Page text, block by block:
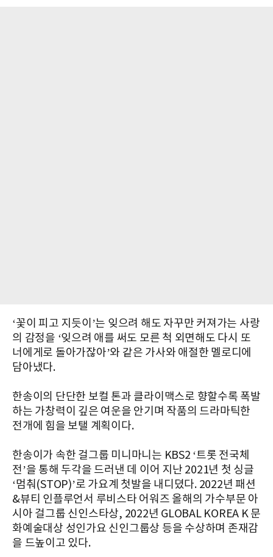
‘꽃이 피고 지듯이’는 잊으려 해도 자꾸만 커져가는 사랑
의 감정을 ‘잊으려 애를 써도 모른 척 외면해도 다시 또
너에게로 돌아가잖아’와 같은 가사와 애절한 멜로디에
담아냈다.
한송이의 단단한 보컬 톤과 클라이맥스로 향할수록 폭발
하는 가창력이 깊은 여운을 안기며 작품의 드라마틱한
전개에 힘을 보탤 계획이다.
한송이가 속한 걸그룹 미니마니는 KBS2 ‘트롯 전국체
전’을 통해 두각을 드러낸 데 이어 지난 2021년 첫 싱글
‘멈춰(STOP)’로 가요계 첫발을 내디뎠다. 2022년 패션
&뷰티 인플루언서 루비스타 어워즈 올해의 가수부문 아
시아 걸그룹 신인스타상, 2022년 GLOBAL KOREA K 문
화예술대상 성인가요 신인그룹상 등을 수상하며 존재감
을 드높이고 있다.